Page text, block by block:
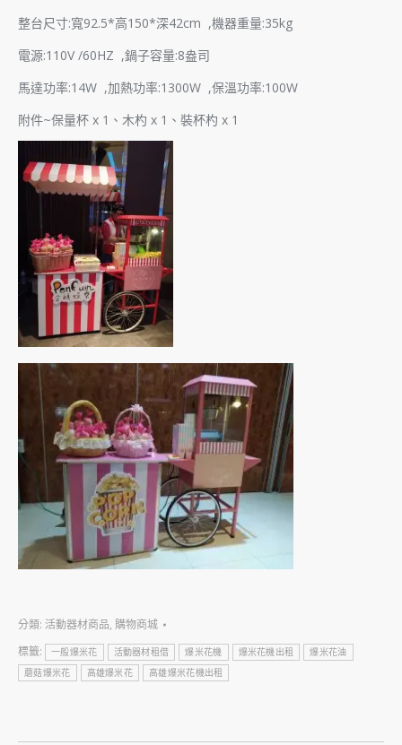
整台尺寸:寬92.5*高150*深42cm ,機器重量:35kg
電源:110V /60HZ ,鍋子容量:8盎司
馬達功率:14W ,加熱功率:1300W ,保溫功率:100W
附件~保量杯 x 1、木杓 x 1、裝杯杓 x 1
分類: 活動器材商品, 購物商城
標籤:
一般爆米花 活動器材租借 爆米花機 爆米花機出租 爆米花油
蘑菇爆米花 高雄爆米花 高雄爆米花機出租